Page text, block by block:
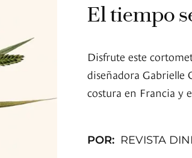
El tiempo
Disfrute este
diseñadora Gabrielle
costura en Francia y
POR: REVISTA